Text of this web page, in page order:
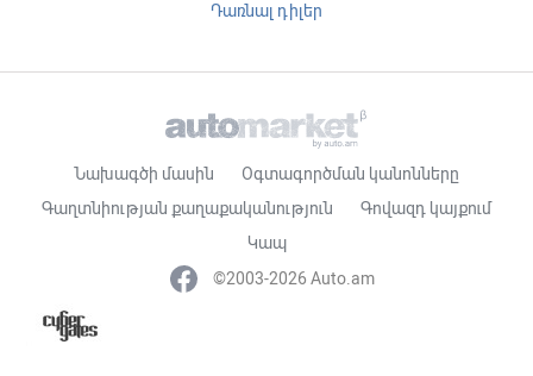
Դառնալ դիլեր
Նախագծի մասին
Օգտագործման կանոնները
Գաղտնիության քաղաքականություն
Գովազդ կայքում
Կապ
©2003-2026 Auto.am